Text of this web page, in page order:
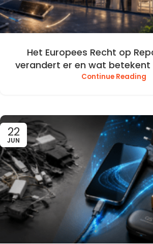
Het Europees Recht op
verandert er en wat betekent
Continue Reading
22
JUN